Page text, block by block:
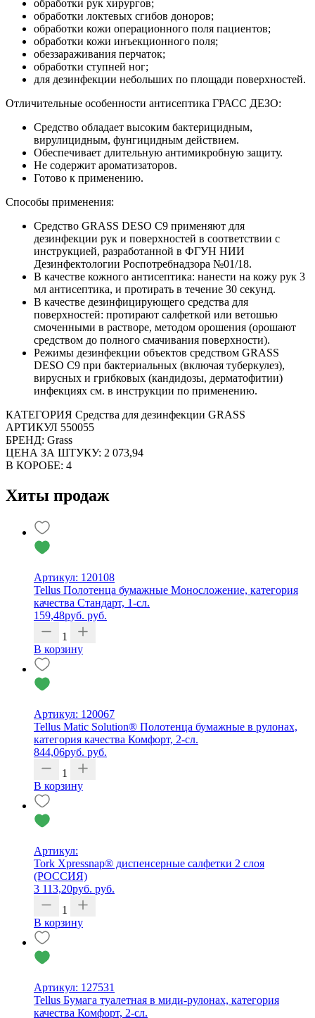
обработки рук хирургов;
обработки локтевых сгибов доноров;
обработки кожи операционного поля пациентов;
обработки кожи инъекционного поля;
обеззараживания перчаток;
обработки ступней ног;
для дезинфекции небольших по площади поверхностей.
Отличительные особенности антисептика ГРАСС ДЕЗО:
Средство обладает высоким бактерицидным,
вирулицидным, фунгицидным действием.
Обеспечивает длительную антимикробную защиту.
Не содержит ароматизаторов.
Готово к применению.
Способы применения:
Средство GRASS DESO C9 применяют для
дезинфекции рук и поверхностей в соответствии с
инструкцией, разработанной в ФГУН НИИ
Дезинфектологии Роспотребнадзора №01/18.
В качестве кожного антисептика: нанести на кожу рук 3
мл антисептика, и протирать в течение 30 секунд.
В качестве дезинфицирующего средства для
поверхностей: протирают салфеткой или ветошью
смоченными в растворе, методом орошения (орошают
средством до полного смачивания поверхности).
Режимы дезинфекции объектов средством GRASS
DESO C9 при бактериальных (включая туберкулез),
вирусных и грибковых (кандидозы, дерматофитии)
инфекциях см. в инструкции по применению.
КАТЕГОРИЯ Средства для дезинфекции GRASS
АРТИКУЛ 550055
БРЕНД: Grass
ЦЕНА ЗА ШТУКУ: 2 073,94
В КОРОБЕ: 4
Хиты продаж
Артикул: 120108
Tellus Полотенца бумажные Моносложение, категория
качества Стандарт, 1-сл.
159,48руб. руб.
1
В корзину
Артикул: 120067
Tellus Matic Solution® Полотенца бумажные в рулонах,
категория качества Комфорт, 2-сл.
844,06руб. руб.
1
В корзину
Артикул:
Tork Xpressnap® диспенсерные салфетки 2 слоя
(РОССИЯ)
3 113,20руб. руб.
1
В корзину
Артикул: 127531
Tellus Бумага туалетная в миди-рулонах, категория
качества Комфорт, 2-сл.